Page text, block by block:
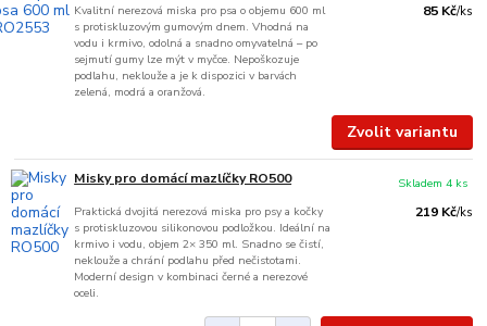
Kvalitní nerezová miska pro psa o objemu 600 ml
s protiskluzovým gumovým dnem. Vhodná na
vodu i krmivo, odolná a snadno omyvatelná – po
sejmutí gumy lze mýt v myčce. Nepoškozuje
podlahu, neklouže a je k dispozici v barvách
zelená, modrá a oranžová.
85 Kč/ks
Zvolit variantu
Misky pro domácí mazlíčky RO500
Praktická dvojitá nerezová miska pro psy a kočky
s protiskluzovou silikonovou podložkou. Ideální na
krmivo i vodu, objem 2× 350 ml. Snadno se čistí,
neklouže a chrání podlahu před nečistotami.
Moderní design v kombinaci černé a nerezové
oceli.
219 Kč/ks
Skladem 4 ks